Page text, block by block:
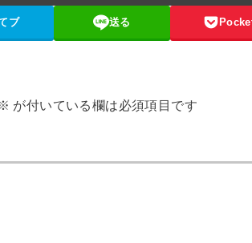
ブ 送る
が付いている欄は必須項目です